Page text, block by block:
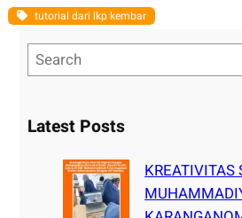
tutorial dari lkp kembar
e
rLatest Posts
KREATIVITAS